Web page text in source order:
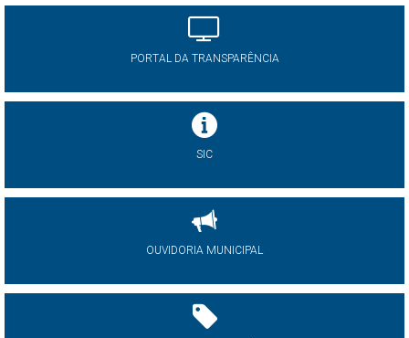
PORTAL DA TRANSPARÊNCIA
SIC
OUVIDORIA MUNICIPAL